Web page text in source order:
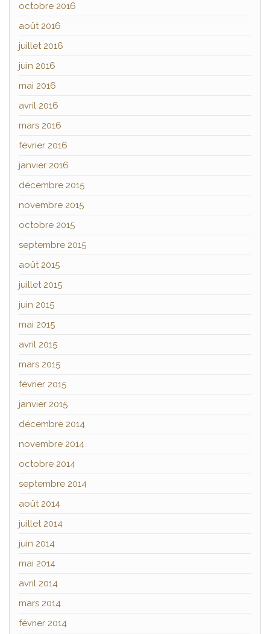
octobre 2016
août 2016
juillet 2016
juin 2016
mai 2016
avril 2016
mars 2016
février 2016
janvier 2016
décembre 2015
novembre 2015
octobre 2015
septembre 2015
août 2015
juillet 2015
juin 2015
mai 2015
avril 2015
mars 2015
février 2015
janvier 2015
décembre 2014
novembre 2014
octobre 2014
septembre 2014
août 2014
juillet 2014
juin 2014
mai 2014
avril 2014
mars 2014
février 2014